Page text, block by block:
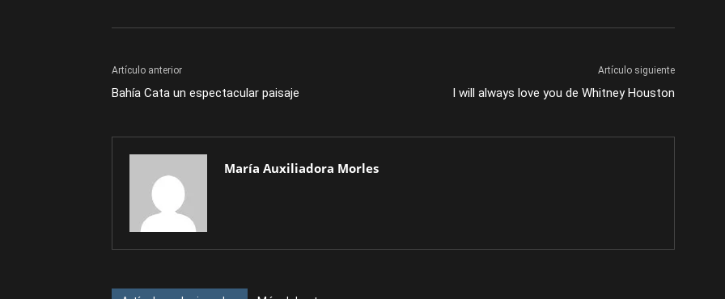
Artículo anterior
Bahía Cata un espectacular paisaje
Artículo siguiente
I will always love you de Whitney Houston
María Auxiliadora Morles